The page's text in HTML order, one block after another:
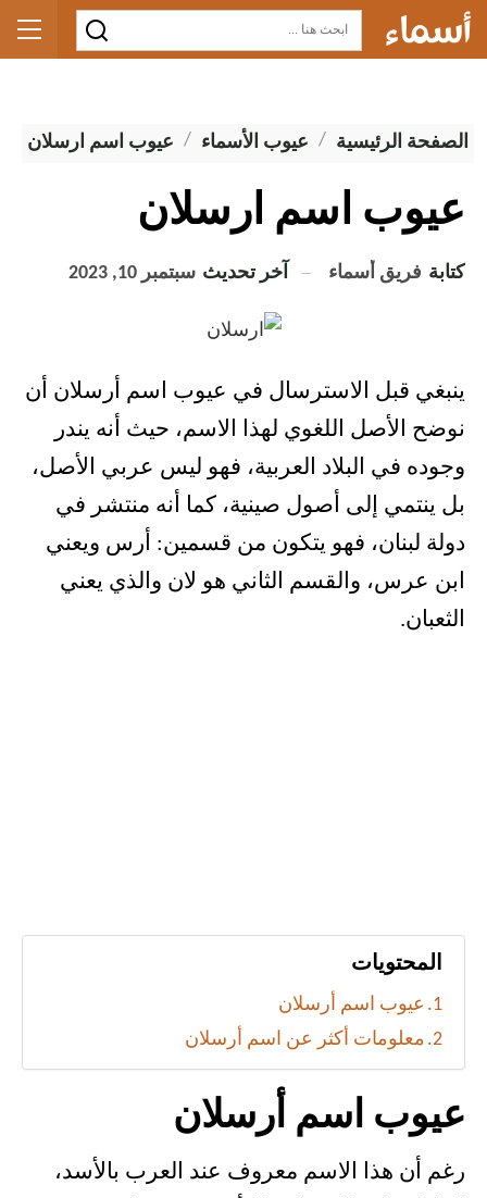
الصفحة الرئيسية عيوب الأسماء عيوب اسم ارسلان
عيوب اسم ارسلان
كتابة فريق أسماء آخر تحديث سبتمبر 10, 2023
ينبغي قبل الاسترسال في عيوب اسم أرسلان أن
نوضح الأصل اللغوي لهذا الاسم، حيث أنه يندر
وجوده في البلاد العربية، فهو ليس عربي الأصل،
بل ينتمي إلى أصول صينية، كما أنه منتشر في
دولة لبنان، فهو يتكون من قسمين: أرس ويعني
ابن عرس، والقسم الثاني هو لان والذي يعني
الثعبان.
المحتويات
عيوب اسم أرسلان
معلومات أكثر عن اسم أرسلان
عيوب اسم أرسلان
رغم أن هذا الاسم معروف عند العرب بالأسد،